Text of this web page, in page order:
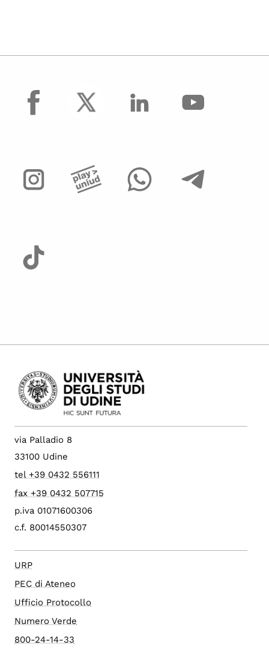
facebook
via Palladio 8
33100 Udine
tel +39 0432 556111
fax +39 0432 507715
p.iva 01071600306
c.f. 80014550307
URP
PEC di Ateneo
Ufficio Protocollo
Numero Verde
800-24-14-33